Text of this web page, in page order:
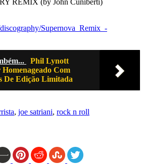
REMIX (by John Cuniberti)
Supernova_Remix_-
Phil Lynott
Com
De Edição Limitada
, joe satriani, rock n roll